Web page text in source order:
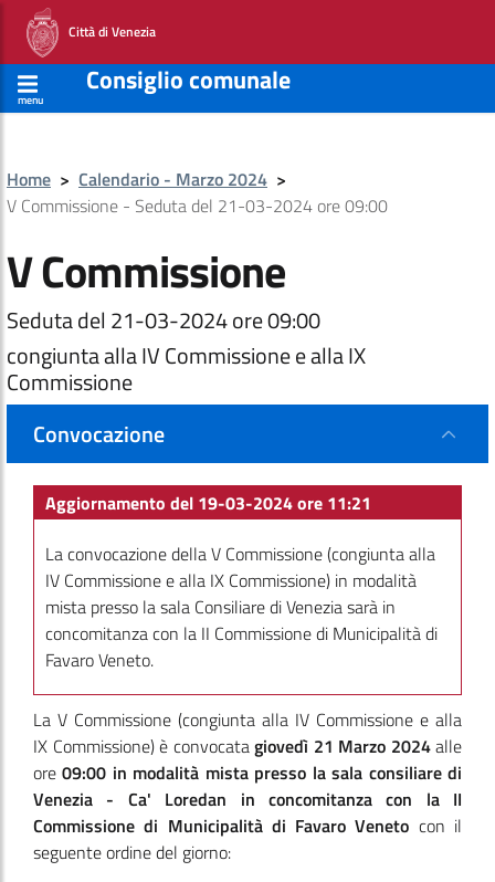
Città di Venezia
menu
Consiglio comunale
Home > Calendario - Marzo 2024 >
V Commissione - Seduta del 21-03-2024 ore 09:00
V Commissione
Seduta del 21-03-2024 ore 09:00
congiunta alla IV Commissione e alla IX
Commissione
Convocazione
Aggiornamento del 19-03-2024 ore 11:21
La convocazione della V Commissione (congiunta alla
IV Commissione e alla IX Commissione) in modalità
mista presso la sala Consiliare di Venezia sarà in
concomitanza con la II Commissione di Municipalità di
Favaro Veneto.
La V Commissione (congiunta alla IV Commissione e alla
IX Commissione)è convocatagiovedì 21 Marzo 2024alle
ore09:00 in modalità mista presso la sala consiliare di
Venezia - Ca' Loredan in concomitanza con la II
Commissione di Municipalità di Favaro Veneto con il
seguente ordine del giorno: